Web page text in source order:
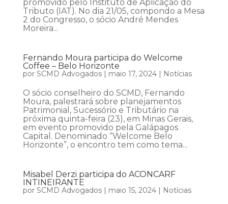
promovido pelo Instituto de Aplicação do
Tributo (IAT). No dia 21/05, compondo a Mesa
2 do Congresso, o sócio André Mendes
Moreira...
Fernando Moura participa do Welcome
Coffee – Belo Horizonte
por SCMD Advogados| maio 17, 2024| Notícias
O sócio conselheiro do SCMD, Fernando
Moura, palestrará sobre planejamentos
Patrimonial, Sucessório e Tributário na
próxima quinta-feira (23), em Minas Gerais,
em evento promovido pela Galápagos
Capital. Denominado “Welcome Belo
Horizonte”, o encontro tem como tema...
Misabel Derzi participa do ACONCARF
INTINEIRANTE
por SCMD Advogados| maio 15, 2024| Notícias